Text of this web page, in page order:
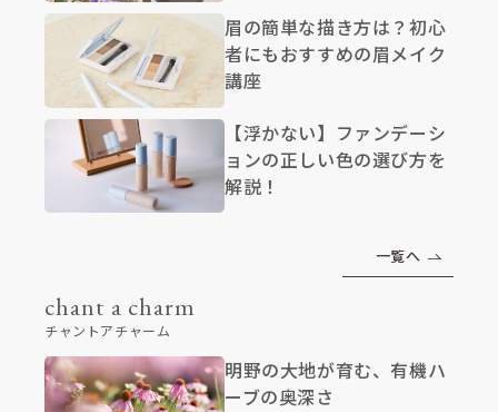
眉の簡単な描き方は？初心
者にもおすすめの眉メイク
講座
【浮かない】ファンデーシ
ョンの正しい色の選び方を
解説！
一覧へ
chant a charm
チャントアチャーム
明野の大地が育む、有機ハ
ーブの奥深さ